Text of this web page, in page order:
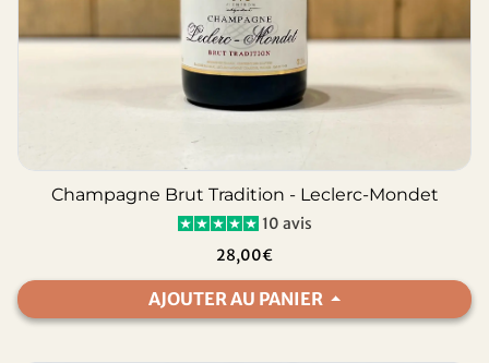
Champagne Brut Tradition - Leclerc-Mondet
10 avis
28,00€
AJOUTER AU PANIER